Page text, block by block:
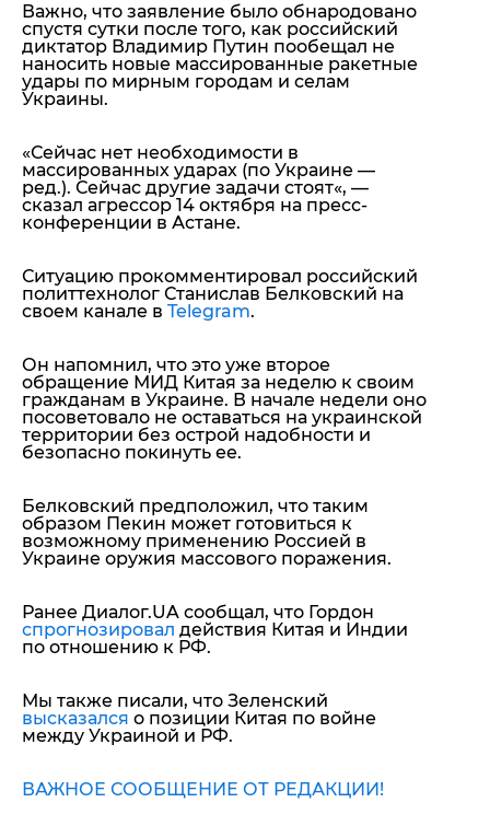
Важно, что заявление было обнародовано
спустя сутки после того, как российский
диктатор Владимир Путин пообещал не
наносить новые массированные ракетные
удары по мирным городам и селам
Украины.
«Сейчас нет необходимости в
массированных ударах (по Украине —
ред.). Сейчас другие задачи стоят«, —
сказал агрессор 14 октября на пресс-
конференции в Астане.
Ситуацию прокомментировал российский
политтехнолог Станислав Белковский на
своем канале в Telegram.
Он напомнил, что это уже второе
обращение МИД Китая за неделю к своим
гражданам в Украине. В начале недели оно
посоветовало не оставаться на украинской
территории без острой надобности и
безопасно покинуть ее.
Белковский предположил, что таким
образом Пекин может готовиться к
возможному применению Россией в
Украине оружия массового поражения.
Ранее Диалог.UA сообщал, что Гордон
спрогнозировал действия Китая и Индии
по отношению к РФ.
Мы также писали, что Зеленский
высказался о позиции Китая по войне
между Украиной и РФ.
ВАЖНОЕ СООБЩЕНИЕ ОТ РЕДАКЦИИ!